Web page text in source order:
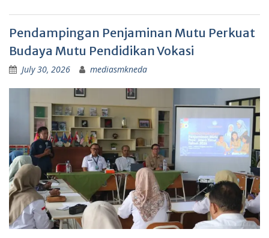
Pendampingan Penjaminan Mutu Perkuat
Budaya Mutu Pendidikan Vokasi
July 30, 2026 mediasmkneda